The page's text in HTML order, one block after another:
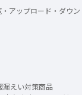
アップロード・ダウン
漏えい対策商品